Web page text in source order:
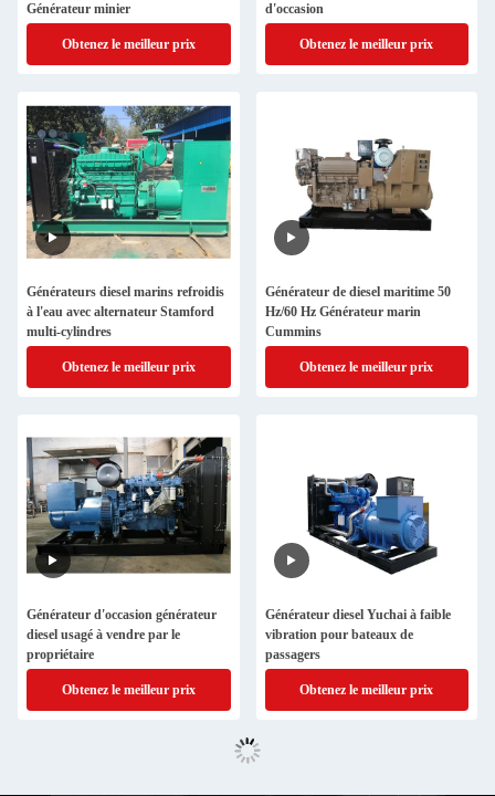
Générateur minier
Obtenez le meilleur prix
d'occasion
Obtenez le meilleur prix
Générateurs diesel marins refroidis
à l'eau avec alternateur Stamford
multi-cylindres
Obtenez le meilleur prix
Générateur de diesel maritime 50
Hz/60 Hz Générateur marin
Cummins
Obtenez le meilleur prix
Générateur d'occasion générateur
diesel usagé à vendre par le
propriétaire
Obtenez le meilleur prix
Générateur diesel Yuchai à faible
vibration pour bateaux de
passagers
Obtenez le meilleur prix